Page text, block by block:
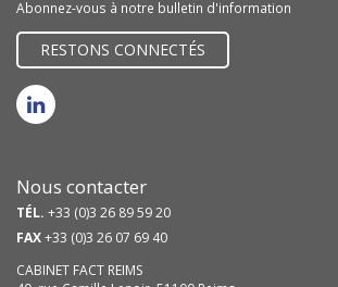
Abonnez-vous à notre bulletin d'information
RESTONS CONNECTÉS
Nous contacter
TÉL. +33 (0)3 26 89 59 20
FAX+33 (0)3 26 07 69 40
CABINET FACT REIMS